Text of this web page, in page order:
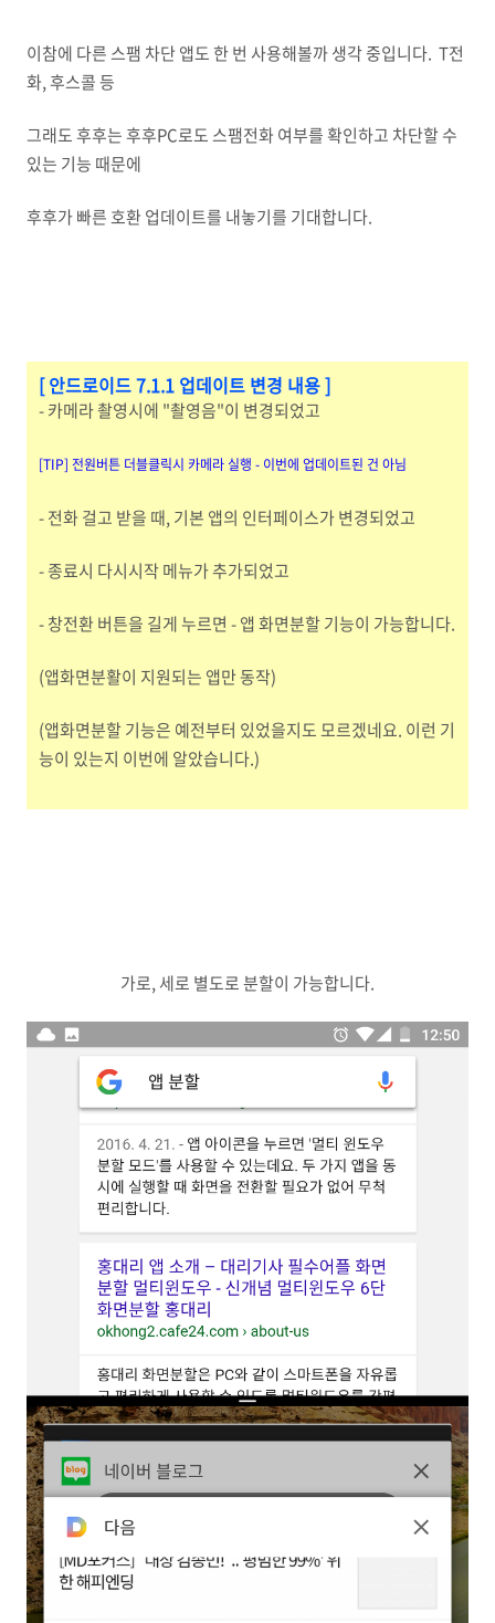
이참에 다른 스팸 차단 앱도 한 번 사용해볼까 생각 중입니다. T전
화, 후스콜 등
그래도 후후는 후후PC로도 스팸전화 여부를 확인하고 차단할 수
있는 기능 때문에
후후가 빠른 호환 업데이트를 내놓기를 기대합니다.
[ 안드로이드 7.1.1 업데이트 변경 내용 ]
- 카메라 촬영시에 "촬영음"이 변경되었고
[TIP] 전원버튼 더블클릭시 카메라 실행 - 이번에 업데이트된 건 아님
- 전화 걸고 받을 때, 기본 앱의 인터페이스가 변경되었고
- 종료시 다시시작 메뉴가 추가되었고
- 창전환 버튼을 길게 누르면 - 앱 화면분할 기능이 가능합니다.
(앱화면분활이 지원되는 앱만 동작)
(앱화면분할 기능은 예전부터 있었을지도 모르겠네요. 이런 기
능이 있는지 이번에 알았습니다.)
가로, 세로 별도로 분할이 가능합니다.